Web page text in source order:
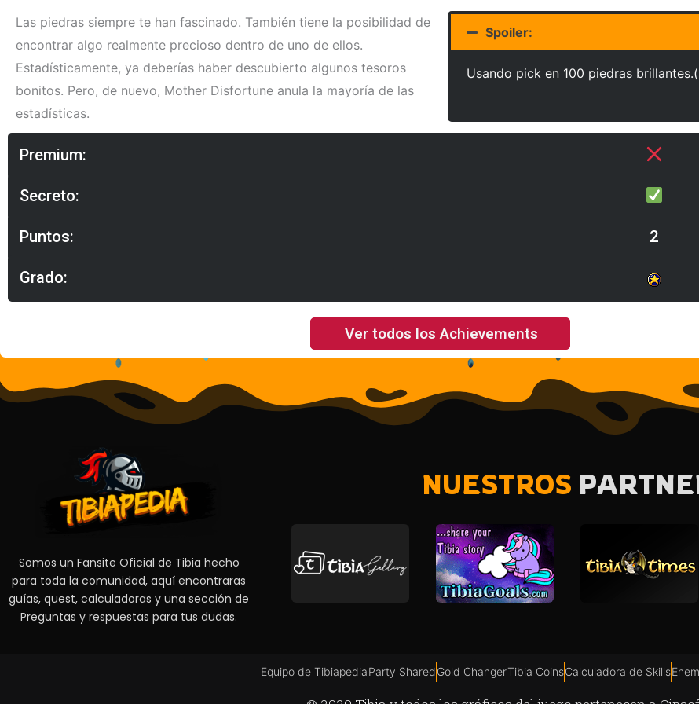
Las piedras siempre te han fascinado. También tiene la posibilidad de
encontrar algo realmente precioso dentro de uno de ellos.
Estadísticamente, ya deberías haber descubierto algunos tesoros
bonitos. Pero, de nuevo, Mother Disfortune anula la mayoría de las
estadísticas.
Spoiler:
Usando pick en 100 piedras
Premium:
Secreto:
Puntos: 2
Grado:
Ver todos los Achievements
Somos un Fansite Oficial de Tibia hecho
para toda la comunidad, aquí encontraras
guías, quest, calculadoras y una sección de
Preguntas y respuestas para tus dudas.
NUESTROS
Equipo de TibiapediaParty SharedGold ChangerTibia CoinsCalculadora de Skills